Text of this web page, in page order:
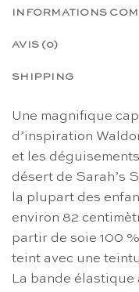
INFORMATIONS
AVIS (0)
SHIPPING
Une magnifique
d’inspiration
et les
désert de Sarah’s
la plupart des
environ 82
partir de soie 100
teint avec une
La bande élastique